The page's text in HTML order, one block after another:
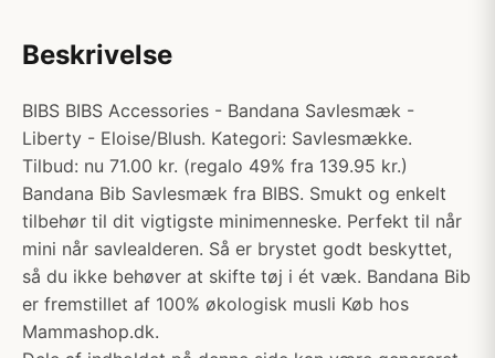
Beskrivelse
BIBS BIBS Accessories - Bandana Savlesmæk -
Liberty - Eloise/Blush. Kategori: Savlesmække.
Tilbud: nu 71.00 kr. (regalo 49% fra 139.95 kr.)
Bandana Bib Savlesmæk fra BIBS. Smukt og enkelt
tilbehør til dit vigtigste minimenneske. Perfekt til når
mini når savlealderen. Så er brystet godt beskyttet,
så du ikke behøver at skifte tøj i ét væk. Bandana Bib
er fremstillet af 100% økologisk musli Køb hos
Mammashop.dk.